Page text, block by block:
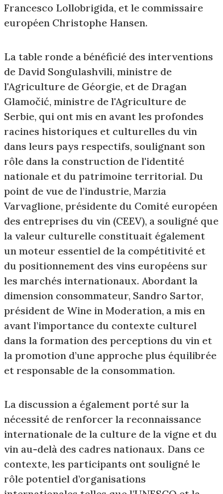
Francesco Lollobrigida, et le commissaire
européen Christophe Hansen.
La table ronde a bénéficié des interventions
de David Songulashvili, ministre de
l'Agriculture de Géorgie, et de Dragan
Glamočić, ministre de l'Agriculture de
Serbie, qui ont mis en avant les profondes
racines historiques et culturelles du vin
dans leurs pays respectifs, soulignant son
rôle dans la construction de l'identité
nationale et du patrimoine territorial. Du
point de vue de l’industrie, Marzia
Varvaglione, présidente du Comité européen
des entreprises du vin (CEEV), a souligné que
la valeur culturelle constituait également
un moteur essentiel de la compétitivité et
du positionnement des vins européens sur
les marchés internationaux. Abordant la
dimension consommateur, Sandro Sartor,
président de Wine in Moderation, a mis en
avant l’importance du contexte culturel
dans la formation des perceptions du vin et
la promotion d’une approche plus équilibrée
et responsable de la consommation.
La discussion a également porté sur la
nécessité de renforcer la reconnaissance
internationale de la culture de la vigne et du
vin au-delà des cadres nationaux. Dans ce
contexte, les participants ont souligné le
rôle potentiel d’organisations